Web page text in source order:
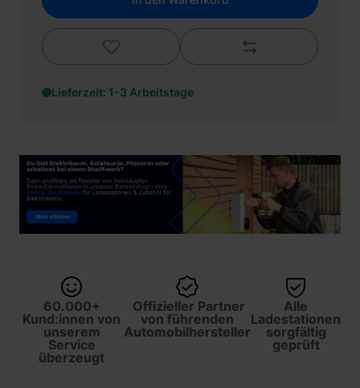
Lieferzeit: 1-3 Arbeitstage
60.000+
Kund:innen von
unserem
Service
überzeugt
Offizieller Partner
von führenden
Automobilhersteller
Alle
Ladestationen
sorgfältig
geprüft